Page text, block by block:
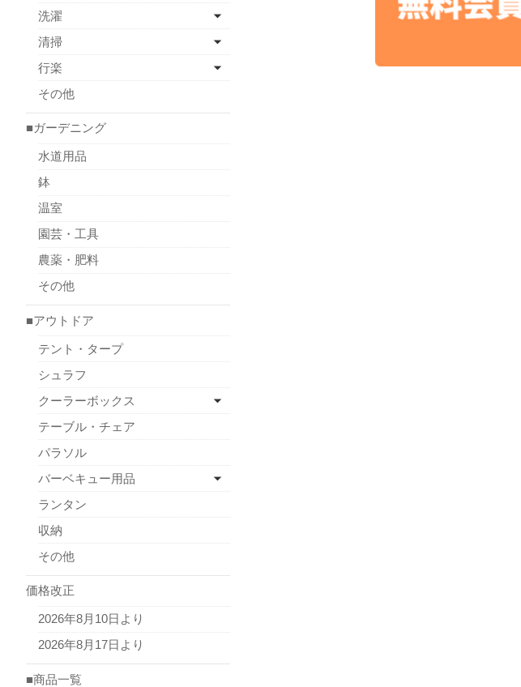
洗濯
清掃
行楽
その他
■ガーデニング
水道用品
鉢
温室
園芸・工具
農薬・肥料
その他
■アウトドア
テント・タープ
シュラフ
クーラーボックス
テーブル・チェア
パラソル
バーベキュー用品
ランタン
収納
その他
価格改正
2026年8月10日より
2026年8月17日より
■商品一覧